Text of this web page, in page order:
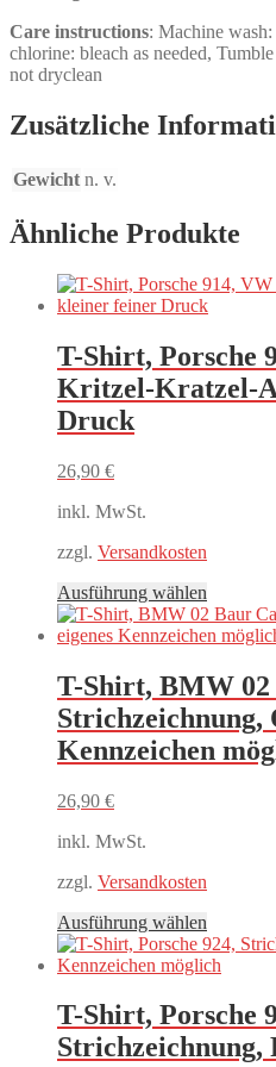
Care instructions: Machine
chlorine: bleach as needed,
not dryclean
Zusätzliche
Gewicht n. v.
Ähnliche Produkte
T-Shirt, Porsche
Kritzel-Kratzel-
Druck
26,90 €
inkl. MwSt.
zzgl. Versandkosten
Ausführung wählen
Produkt
weist
Varianten
auf.
Die
Optionen
können
T-Shirt, BMW
Strichzeichnung,
Kennzeichen
26,90 €
inkl. MwSt.
zzgl. Versandkosten
Ausführung wählen
Produkt
weist
Varianten
auf.
Die
T-Shirt, Porsche
Strichzeichnung,